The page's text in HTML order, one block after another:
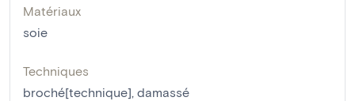
Matériaux
soie
Techniques
broché[technique], damassé